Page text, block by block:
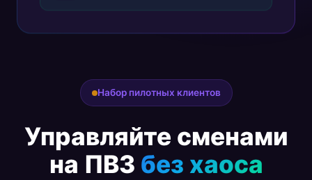
Набор пилотных клиентов
Управляйте сменами
на ПВЗ без хаоса